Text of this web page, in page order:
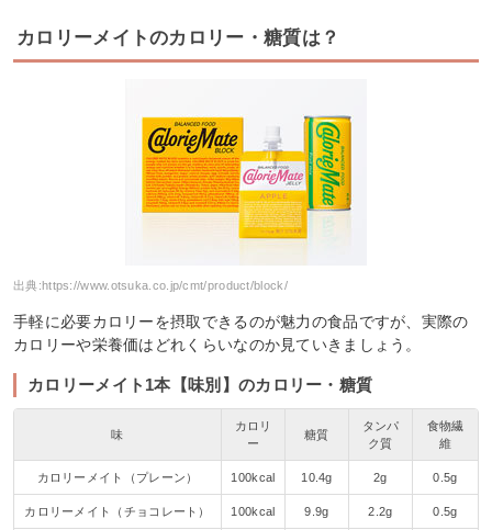
カロリーメイトのカロリー・糖質は？
出典:https://www.otsuka.co.jp/cmt/product/block/
手軽に必要カロリーを摂取できるのが魅力の食品ですが、実際の
カロリーや栄養価はどれくらいなのか見ていきましょう。
カロリーメイト1本【味別】のカロリー・糖質
味
カロリ
ー
糖質
タンパ
ク質
食物繊
維
カロリーメイト（プレーン） 100kcal 10.4g 2g 0.5g
カロリーメイト（チョコレート） 100kcal 9.9g 2.2g 0.5g